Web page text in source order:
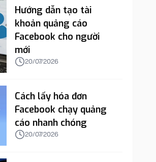
Hướng dẫn tạo tài
khoản quảng cáo
Facebook cho người
mới
20/07/2026
Cách lấy hóa đơn
Facebook chạy quảng
cáo nhanh chóng
20/07/2026